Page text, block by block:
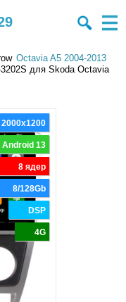
Octavia A5 2004-2013
для Skoda Octavia
2000x1200
Android 13
8 ядер
8/128Gb
DSP
4G